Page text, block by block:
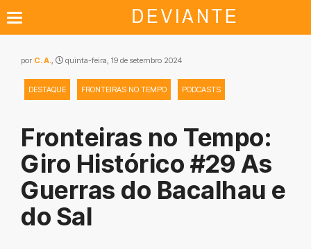
por C. A., quinta-feira, 19 de setembro 2024
DESTAQUE FRONTEIRAS NO TEMPO PODCASTS
Fronteiras no Tempo:
Giro Histórico #29 As
Guerras do Bacalhau e
do Sal